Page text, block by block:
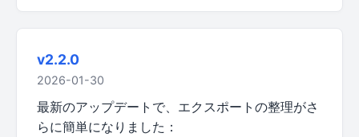
v2.2.0
2026-01-30
最新のアップデートで、エクスポートの整理がさ
らに簡単になりました：